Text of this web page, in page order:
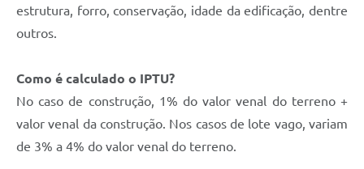
estrutura, forro, conservação, idade da edificação, dentre
outros.
Como é calculado o IPTU?
No caso de construção, 1% do valor venal do terreno +
valor venal da construção. Nos casos de lote vago, variam
de 3% a 4% do valor venal do terreno.